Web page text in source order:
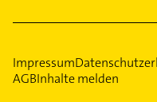
Impressum
AGBInhalte melden